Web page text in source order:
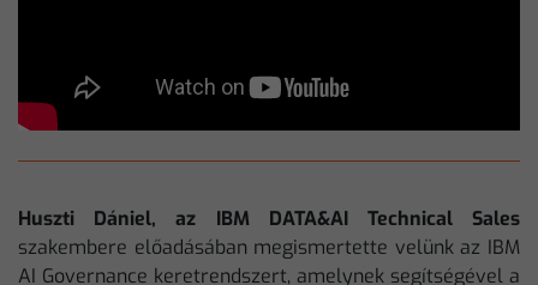
Huszti Dániel, az IBM DATA&AI Technical Sales
szakembere előadásában megismertette velünk az IBM
AI Governance keretrendszert, amelynek segítségével a